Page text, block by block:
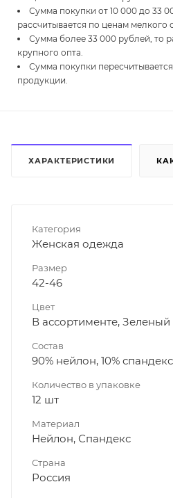
Сумма покупки от 10 000 до 33
рассчитывается по ценам мелкого
Сумма более 33 000 рублей, то
крупного опта.
Сумма покупки
продукции.
ХАРАКТЕРИСТИКИ
Категория
Женская одежда
Размер
42-46
Цвет
В ассортименте, Зеленый
Состав
90% нейлон, 10% спандекс
Количество в упаковке
12 шт
Материал
Нейлон, Спандекс
Страна
Россия